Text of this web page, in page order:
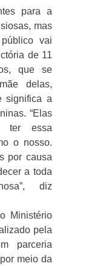
para a
mas
vai
de 11
que se
delas,
significa a
“Elas
ter essa
o nosso.
por causa
a toda
diz
Ministério
pela
parceria
meio da